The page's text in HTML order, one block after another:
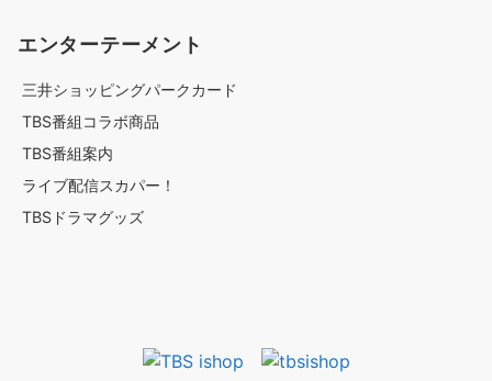
エンターテーメント
三井ショッピングパークカード
TBS番組コラボ商品
TBS番組案内
ライブ配信スカパー！
TBSドラマグッズ